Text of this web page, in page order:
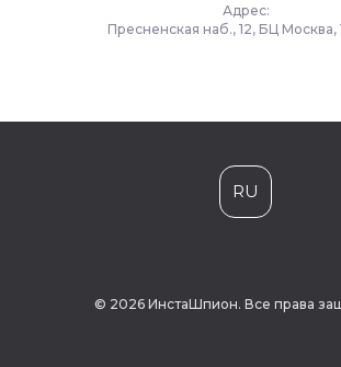
Адрес:
Пресненская наб., 12, БЦ Москва,
RU
© 2026 ИнстаШпион. Все права